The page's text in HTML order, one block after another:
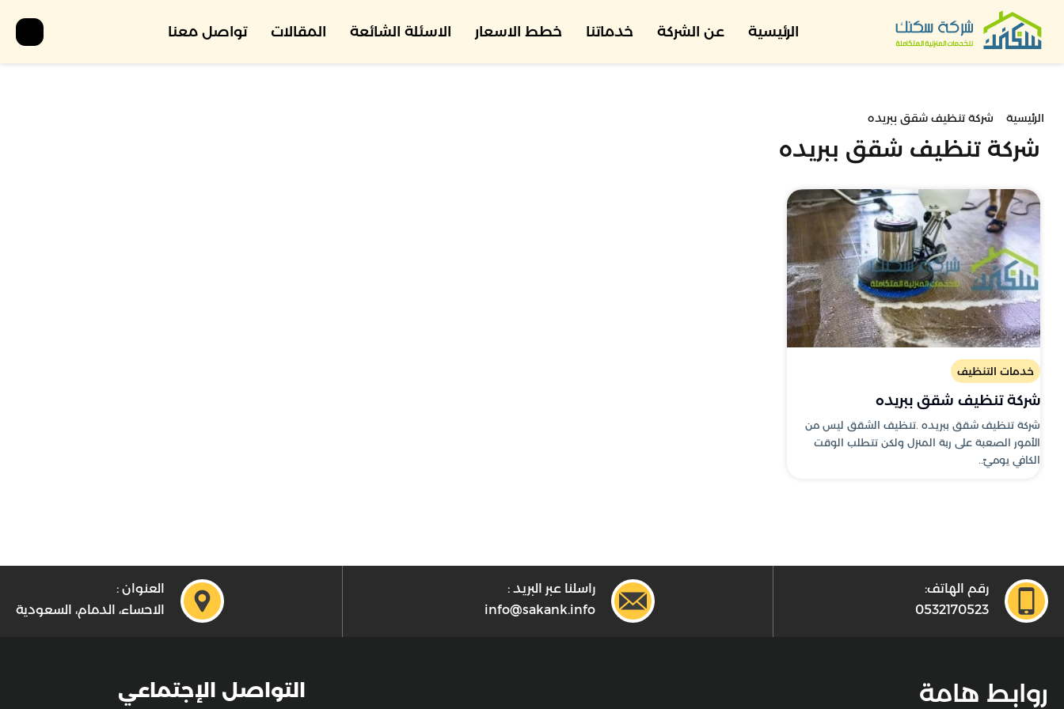
الرئيسية عن الشركة خدماتنا خطط الاسعار الاسئلة الشائعة المقالات تواصل معنا
الرئيسية شركة تنظيف شقق ببريده
شركة تنظيف شقق ببريده
خدمات التنظيف
شركة تنظيف شقق ببريده
شركة تنظيف شقق ببريده .تنظيف الشقق ليس من
الأمور الصعبة على ربة المنزل ولكن تتطلب الوقت
الكافي يوميً..
رقم الهاتف:
0532170523
راسلنا عبر البريد :
info@sakank.info
العنوان :
الاحساء، الدمام، السعودية
روابط هامة التواصل الإجتماعي